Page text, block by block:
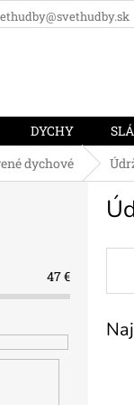
DYCHY
dychové
47€